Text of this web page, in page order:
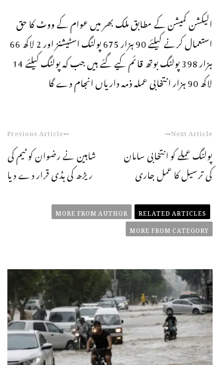
الیکشن کمیشن کے مطابق ملک بھر میں عوام کے ووٹ کا حق
استعمال کرنے کیلئے 90 ہزار 675 پولنگ اسٹیشنز اور 2 لاکھ 66
ہزار 398 پولنگ بوتھ قائم کیے گئے ہیں جب کہ پولنگ کیلئے 14
لاکھ 90 ہزار انتخابی عملہ ذمہ داریاں انجام دے گا
Previous Article
شاہین نے رضوان کو ٹیم کی
ریڑھ کی ہڈی قرار دے دیا
Next Article
پولنگ عملے کو انتخابی سامان
کی ترسیل کا عمل جاری
RELATED ARTICLES
MORE FROM AUTHOR
MORE FROM CATEGORY